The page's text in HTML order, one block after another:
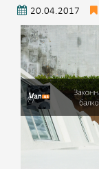
20.04.2017